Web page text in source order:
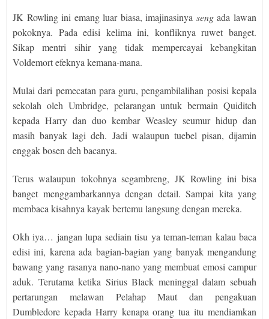
JK Rowling ini emang luar biasa, imajinasinya sengada lawan
pokoknya. Pada edisi kelima ini, konfliknya ruwet banget.
Sikap mentri sihir yang tidak mempercayai kebangkitan
Voldemort efeknya kemana-mana.
Mulai dari pemecatan para guru, pengambilalihan posisi kepala
sekolah oleh Umbridge, pelarangan untuk bermain Quiditch
kepada Harry dan duo kembar Weasley seumur hidup dan
masih banyak lagi deh. Jadi walaupun tuebel pisan, dijamin
enggak bosen deh bacanya.
Terus walaupun tokohnya segambreng, JK Rowling ini bisa
banget menggambarkannya dengan detail. Sampai kita yang
membaca kisahnya kayak bertemu langsung dengan mereka.
Okh iya… jangan lupa sediain tisu ya teman-teman kalau baca
edisi ini, karena ada bagian-bagian yang banyak mengandung
bawang yang rasanya nano-nano yang membuat emosi campur
aduk. Terutama ketika Sirius Black meninggal dalam sebuah
pertarungan melawan Pelahap Maut dan pengakuan
Dumbledore kepada Harry kenapa orang tua itu mendiamkan